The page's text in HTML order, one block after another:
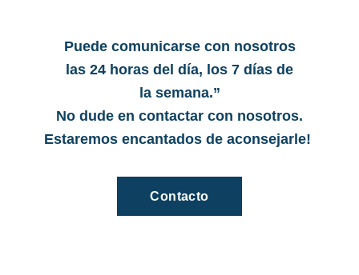
Puede comunicarse con nosotros
las 24 horas del día, los 7 días de
la semana.”
No dude en contactar con nosotros.
Estaremos encantados de aconsejarle!
Contacto